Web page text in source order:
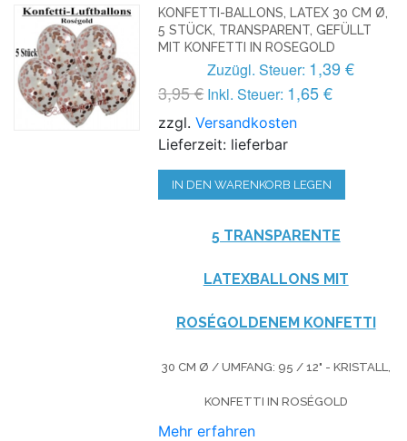
KONFETTI-BALLONS, LATEX 30 CM Ø,
5 STÜCK, TRANSPARENT, GEFÜLLT
MIT KONFETTI IN ROSEGOLD
3,95 €
Zuzügl. Steuer: 1,39 €
Inkl. Steuer: 1,65 €
zzgl.Versandkosten
Lieferzeit: lieferbar
IN DEN WARENKORB LEGEN
5 TRANSPARENTE
LATEXBALLONS MIT
ROSÉGOLDENEM KONFETTI
30 CM Ø / UMFANG: 95 / 12" - KRISTALL,
KONFETTI IN ROSÉGOLD
Mehr erfahren